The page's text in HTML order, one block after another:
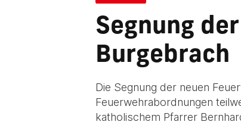
Segnung
Burgebrach
Die Segnung der neuen
Feuerwehrabordnungen
katholischem Pfarrer